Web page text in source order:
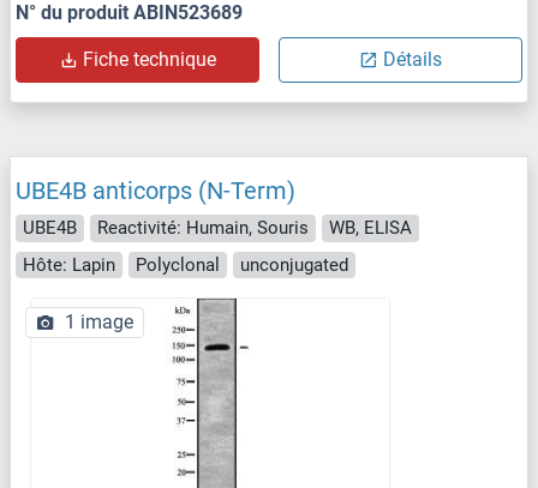
N° du produit ABIN523689
Fiche technique Détails
UBE4B anticorps (N-Term)
UBE4B Reactivité: Humain, Souris
WB, ELISA
Hôte: Lapin
Polyclonal unconjugated
1 image